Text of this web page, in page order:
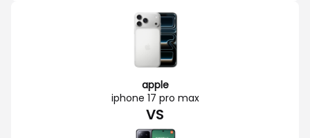
apple
iphone 17 pro max
VS